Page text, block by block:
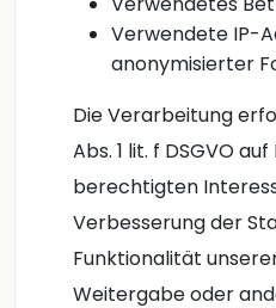
Verwendete IP-
anonymisierter
Die Verarbeitung
Abs. 1 lit. f DSGVO
berechtigten
Verbesserung der
Funktionalität
Weitergabe oder